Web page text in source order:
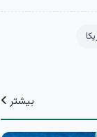
بیشتر